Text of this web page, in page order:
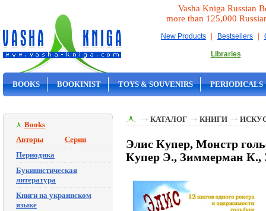
Vasha Kniga Russian
more than 125,000
New Products | Bestsellers |
Libraries
BOOKS BOOKINIST TOYS & SOUVENIRS PERIODICALS
Books
Авторы
Серии
Периодика
Букинистическая
литература
Книги на украинском
языке
КАТАЛОГ КНИГИ
Элис Купер, Монстр
Купер Э., Зиммерман